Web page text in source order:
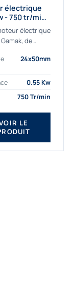
électrique
- 750 tr/min -
- IE2électrique
de
toutes les
Nous
depuis
24x50mm
0.55 Kw
750 Tr/min
LE